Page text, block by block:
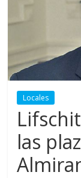
Locales
las